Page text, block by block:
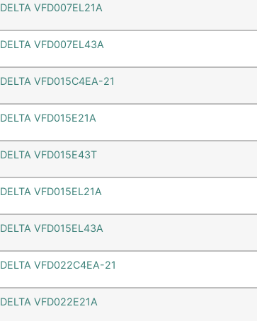
DELTA VFD007EL21A
DELTA VFD007EL43A
DELTA VFD015C4EA-21
DELTA VFD015E21A
DELTA VFD015E43T
DELTA VFD015EL21A
DELTA VFD015EL43A
DELTA VFD022C4EA-21
DELTA VFD022E21A